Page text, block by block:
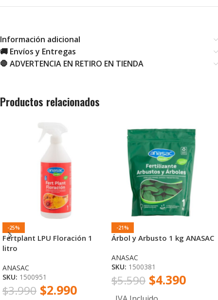
Información adicional
🚚 Envíos y Entregas
🛑 ADVERTENCIA EN RETIRO EN TIENDA
Productos relacionados
-25%
Fertplant LPU Floración 1
litro
ANASAC
SKU: 1500951
$3.990 $2.990
-21%
Árbol y Arbusto 1 kg ANASAC
ANASAC
SKU: 1500381
$5.590 $4.390